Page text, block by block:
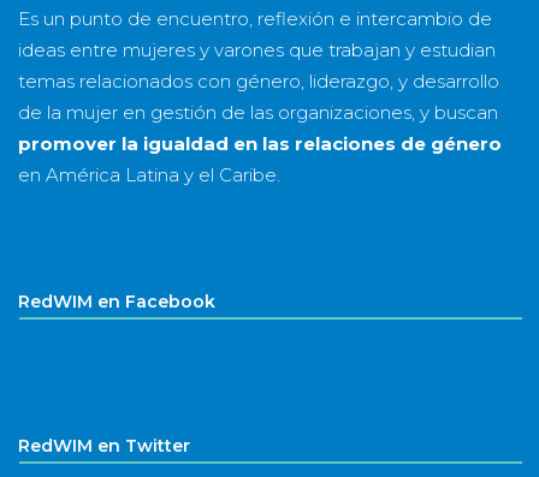
Es un punto de encuentro, reflexión e intercambio de
ideas entre mujeres y varones que trabajan y estudian
temas relacionados con género, liderazgo, y desarrollo
de la mujer en gestión de las organizaciones, y buscan
promover la igualdad en las relaciones de género
en América Latina y el Caribe.
RedWIM en Facebook
RedWIM en Twitter